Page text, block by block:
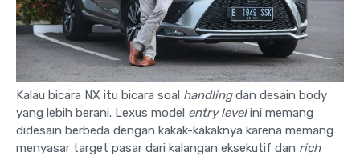
Kalau bicara NX itu bicara soal handlingdan desain body
yang lebih berani. Lexus model entry levelini memang
didesain berbeda dengan kakak-kakaknya karena memang
menyasar target pasar dari kalangan eksekutif dan rich